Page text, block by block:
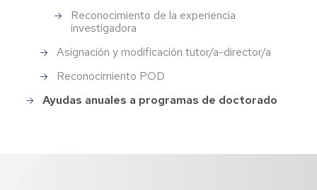
Reconocimiento de la experiencia
investigadora
Asignación y modificación tutor/a-director/a
Reconocimiento POD
Ayudas anuales a programas de doctorado